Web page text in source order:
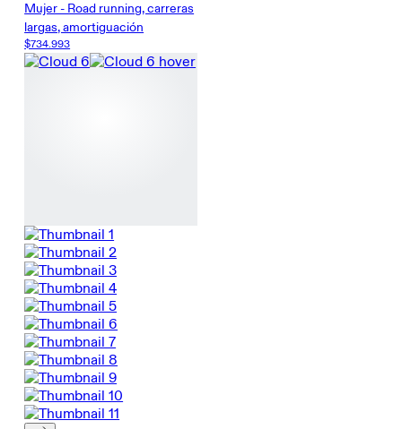
Mujer - Road running, carreras
largas, amortiguación
$734.993